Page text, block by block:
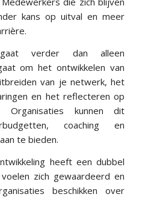
kans op uitval en meer
gaat verder dan alleen
om het ontwikkelen van
van je netwerk, het
en het reflecteren op
Organisaties kunnen dit
coaching en
te bieden.
heeft een dubbel
zich gewaardeerd en
beschikken over